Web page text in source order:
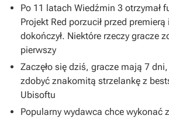
Po 11 latach Wiedźmin 3 otrzymał
Projekt Red porzucił przed
dokończył. Niektóre rzeczy gracze
pierwszy
Zaczęło się dziś, gracze mają 7
zdobyć znakomitą strzelankę z
Ubisoftu
Popularny wydawca chce wykonać